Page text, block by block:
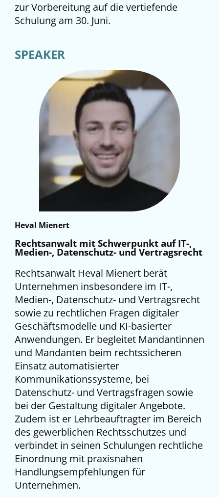
zur Vorbereitung auf die vertiefende
Schulung am 30. Juni.
SPEAKER
Heval Mienert
Rechtsanwalt mit Schwerpunkt auf IT-,
Medien-, Datenschutz- und Vertragsrecht
Rechtsanwalt Heval Mienert berät
Unternehmen insbesondere im IT-,
Medien-, Datenschutz- und Vertragsrecht
sowie zu rechtlichen Fragen digitaler
Geschäftsmodelle und KI-basierter
Anwendungen. Er begleitet Mandantinnen
und Mandanten beim rechtssicheren
Einsatz automatisierter
Kommunikationssysteme, bei
Datenschutz- und Vertragsfragen sowie
bei der Gestaltung digitaler Angebote.
Zudem ist er Lehrbeauftragter im Bereich
des gewerblichen Rechtsschutzes und
verbindet in seinen Schulungen rechtliche
Einordnung mit praxisnahen
Handlungsempfehlungen für
Unternehmen.